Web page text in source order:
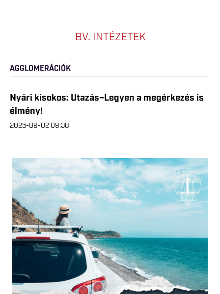
BV. INTÉZETEK
AGGLOMERÁCIÓK
Nyári kisokos: Utazás–Legyen a megérkezés is
élmény!
2025-09-02 09:38